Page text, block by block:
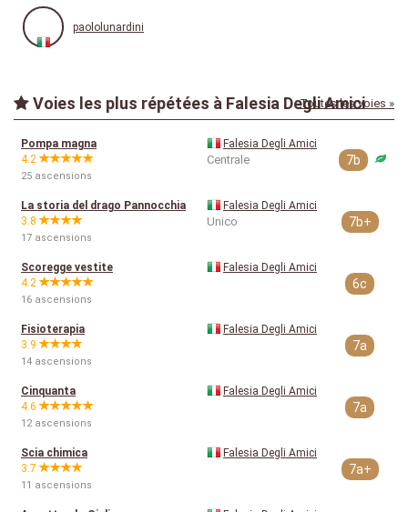
paololunardini
Voies les plus répétées à Falesia Degli Amici
Toutes les voies »
Pompa magna
4.2
25 ascensions
Falesia Degli Amici
Centrale 7b
La storia del drago Pannocchia
3.8
17 ascensions
Falesia Degli Amici
Unico 7b+
Scoregge vestite
4.2
16 ascensions
Falesia Degli Amici
6c
Fisioterapia
3.9
14 ascensions
Falesia Degli Amici
7a
Cinquanta
4.6
12 ascensions
Falesia Degli Amici
7a
Scia chimica
3.7
11 ascensions
Falesia Degli Amici
7a+